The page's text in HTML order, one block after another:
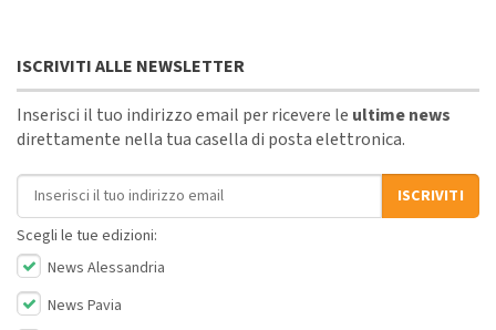
ISCRIVITI ALLE NEWSLETTER
Inserisci il tuo indirizzo email per ricevere le ultime news
direttamente nella tua casella di posta elettronica.
Indirizzo email
ISCRIVITI
Scegli le tue edizioni:
News Alessandria
News Pavia